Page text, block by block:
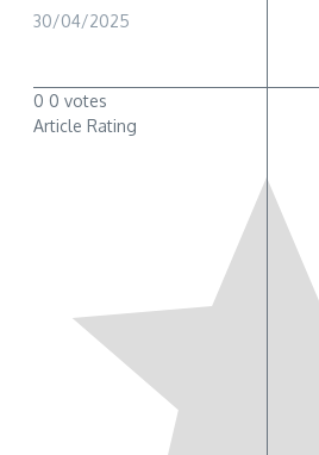
30/04/2025
0 0 votes
Article Rating